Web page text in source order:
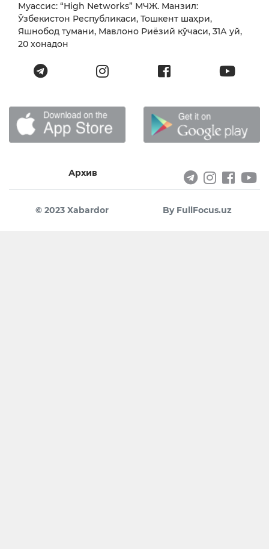
Муассис: “High Networks” МЧЖ. Манзил:
Ўзбекистон Республикаси, Тошкент шаҳри,
Яшнобод тумани, Мавлоно Риёзий кўчаси, 31А уй,
20 хонадон
Архив
© 2023 Xabardor By FullFocus.uz